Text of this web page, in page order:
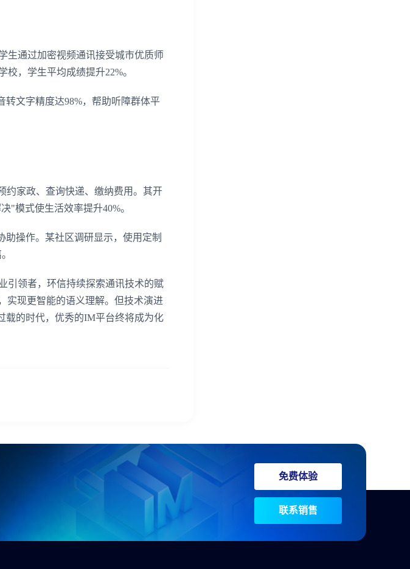
生通过加密视频通讯接受城市优质师
，学生平均成绩提升22%。
文字精度达98%，帮助听障群体平
约家政、查询快递、缴纳费用。其开
"模式使生活效率提升40%。
操作。某社区调研显示，使用定制
引领者，环信持续探索通讯技术的赋
实现更智能的语义理解。但技术演进
的时代，优秀的IM平台终将成为化
免费体验
联系销售
通讯云
服云